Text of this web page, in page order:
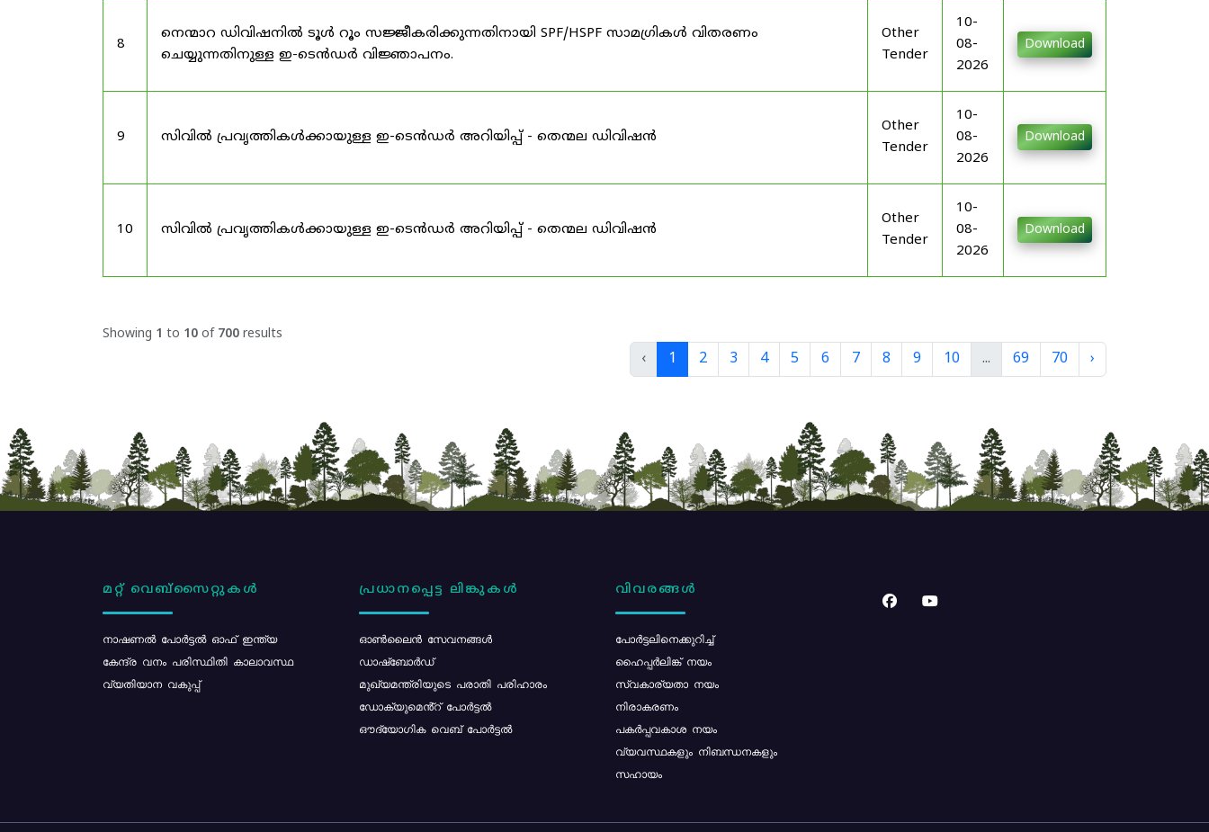
8
നെന്മാറ ഡിവിഷനിൽ ടൂൾ റൂം സജ്ജീകരിക്കുന്നതിനായി SPF/HSPF സാമഗ്രികൾ വിതരണം
ചെയ്യുന്നതിനുള്ള ഇ-ടെൻഡർ വിജ്ഞാപനം.
Other
Tender
10-
08-
2026
Download
9 സിവിൽ പ്രവൃത്തികൾക്കായുള്ള ഇ-ടെൻഡർ അറിയിപ്പ് - തെന്മല ഡിവിഷൻ
Other
Tender
10-
08-
2026
Download
10 സിവിൽ പ്രവൃത്തികൾക്കായുള്ള ഇ-ടെൻഡർ അറിയിപ്പ് - തെന്മല ഡിവിഷൻ
Other
Tender
10-
08-
2026
Download
Showing 1 to 10 of 700 results
‹ 1 2 3 4 5 6 7 8 9 10 ... 69 70 ›
മറ്റ് വെബ്സൈറ്റുകൾ
നാഷണൽ പോർട്ടൽ ഓഫ് ഇന്ത്യ
കേന്ദ്ര വനം പരിസ്ഥിതി കാലാവസ്ഥ
വ്യതിയാന വകുപ്പ്
പ്രധാനപ്പെട്ട ലിങ്കുകൾ
ഓൺലൈൻ സേവനങ്ങൾ
ഡാഷ്ബോർഡ്
മുഖ്യമന്ത്രിയുടെ പരാതി പരിഹാരം
ഡോക്യുമെൻ്റ് പോർട്ടൽ
ഔദ്യോഗിക വെബ് പോർട്ടൽ
വിവരങ്ങൾ
പോര്‍ട്ടലിനെക്കുറിച്ച്
ഹൈപ്പർലിങ്ക് നയം
സ്വകാര്യതാ നയം
നിരാകരണം
പകർപ്പവകാശ നയം
വ്യവസ്ഥകളും നിബന്ധനകളും
സഹായം